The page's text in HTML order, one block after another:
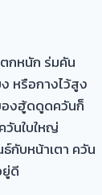
กหนัก ร่มคัน
หรือกางไว้สูง
องฮู้ดดูดควันก็
นใบใหญ่
กับหน้าเตา ควัน
ดี